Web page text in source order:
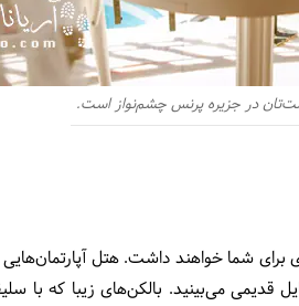
در جزیره پرنس چشم‌نواز است.
برای شما خواهند داشت. هتل
قدیمی می‌بینید. بالکن‌های زیبا که با